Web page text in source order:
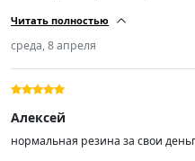
лёгкостью. На асфальте да чуть
Катаюсь две недели, во всех
Устраивает полностью. резину
Читать полностью
среда, 8 апреля
Алексей
нормальная резина за свои